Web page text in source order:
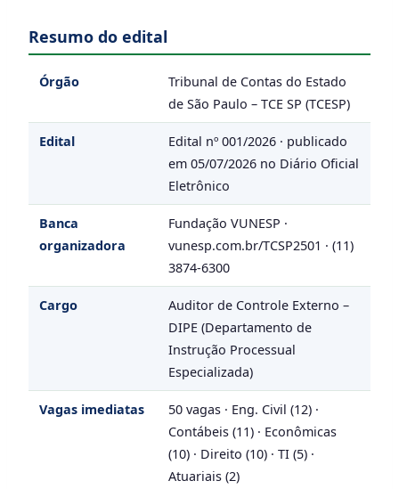
Resumo do edital
Órgão
Tribunal de Contas do Estado
de São Paulo – TCE SP (TCESP)
Edital
Edital nº 001/2026 · publicado
em 05/07/2026 no Diário Oficial
Eletrônico
Banca
organizadora
Fundação VUNESP ·
vunesp.com.br/TCSP2501 · (11)
3874-6300
Cargo
Auditor de Controle Externo –
DIPE (Departamento de
Instrução Processual
Especializada)
Vagas imediatas
50 vagas · Eng. Civil (12) ·
Contábeis (11) · Econômicas
(10) · Direito (10) · TI (5) ·
Atuariais (2)